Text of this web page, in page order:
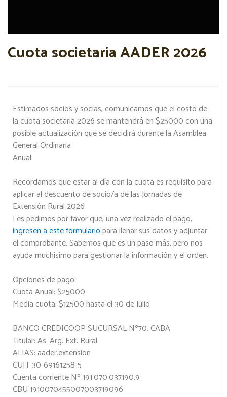
Cuota societaria AADER 2026
Estimados socios y socias, comunicamos que el costo de
la cuota societaria 2026 se mantendrá en $25000 con una
posible actualización que se decidirá durante la Asamblea
General Ordinaria
Anual.
Recordamos que estar al día con la cuota es requisito para
aplicar al descuento de socio/a de las Jornadas de
Extensión Rural 2026
Les pedimos por favor que, una vez realizado el pago,
ingresen a este formulariopara llenar sus datos y adjuntar
el comprobante. Sabemos que es un paso más, pero nos
ayuda muchísimo para gestionar la información y el orden.
Opciones de pago:
Cuota Anual: $25000
Media cuota: $12500 hasta el 30 de Julio
BANCO CREDICOOP SUCURSAL Nº70. CABA
Titular: As. Arg. Ext. Rural
ALIAS: aader.extension
CUIT 30-69161258-5
Cuenta corriente Nº 191.070.037190.9
CBU 1910070455007003719096